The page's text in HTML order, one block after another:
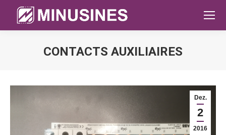
CONTACTS AUXILIAIRES
Dez.
2
2016